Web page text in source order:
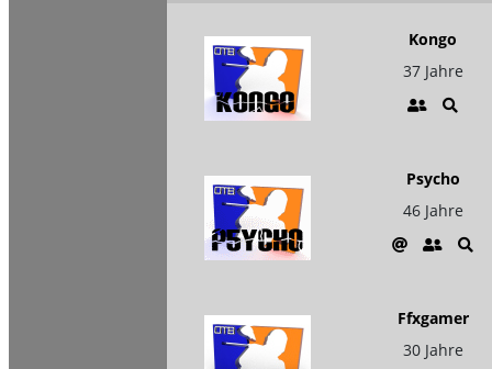
Kongo
37 Jahre
Psycho
46 Jahre
Ffxgamer
30 Jahre